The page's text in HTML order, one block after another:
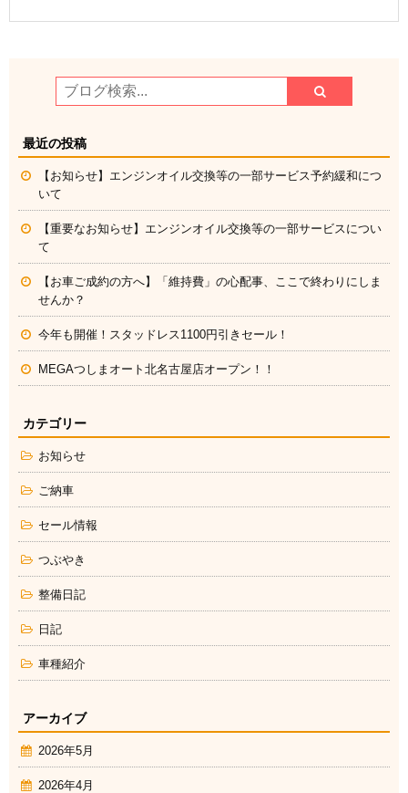
最近の投稿
【お知らせ】エンジンオイル交換等の一部サービス予約緩和につ
いて
【重要なお知らせ】エンジンオイル交換等の一部サービスについ
て
【お車ご成約の方へ】「維持費」の心配事、ここで終わりにしま
せんか？
今年も開催！スタッドレス1100円引きセール！
MEGAつしまオート北名古屋店オープン！！
カテゴリー
お知らせ
ご納車
セール情報
つぶやき
整備日記
日記
車種紹介
アーカイブ
2026年5月
2026年4月